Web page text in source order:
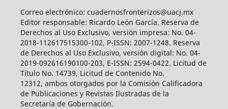
Correo electrónico: cuadernosfronterizos@uacj.mx
Editor responsable: Ricardo León García. Reserva de
Derechos al Uso Exclusivo, versión impresa: No. 04-
2018-112617515300-102, P-ISSN: 2007-1248. Reserva
de Derechos al Uso Exclusivo, versión digital: No. 04-
2019-092616190100-203, E-ISSN: 2594-0422. Licitud de
Título No. 14739, Licitud de Contenido No.
12312, ambos otorgados por la Comisión Calificadora
de Publicaciones y Revistas Ilustradas de la
Secretaría de Gobernación.